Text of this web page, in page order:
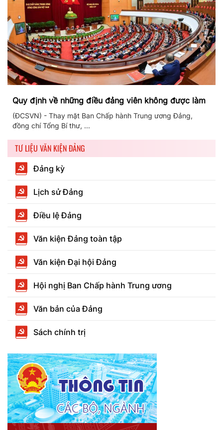
Quy định về những điều đảng viên không được làm
(ĐCSVN) - Thay mặt Ban Chấp hành Trung ương Đảng,
đồng chí Tổng Bí thư, ...
TƯ LIỆU VĂN KIỆN ĐẢNG
Đảng kỳ
Lịch sử Đảng
Điều lệ Đảng
Văn kiện Đảng toàn tập
Văn kiện Đại hội Đảng
Hội nghị Ban Chấp hành Trung ương
Văn bản của Đảng
Sách chính trị